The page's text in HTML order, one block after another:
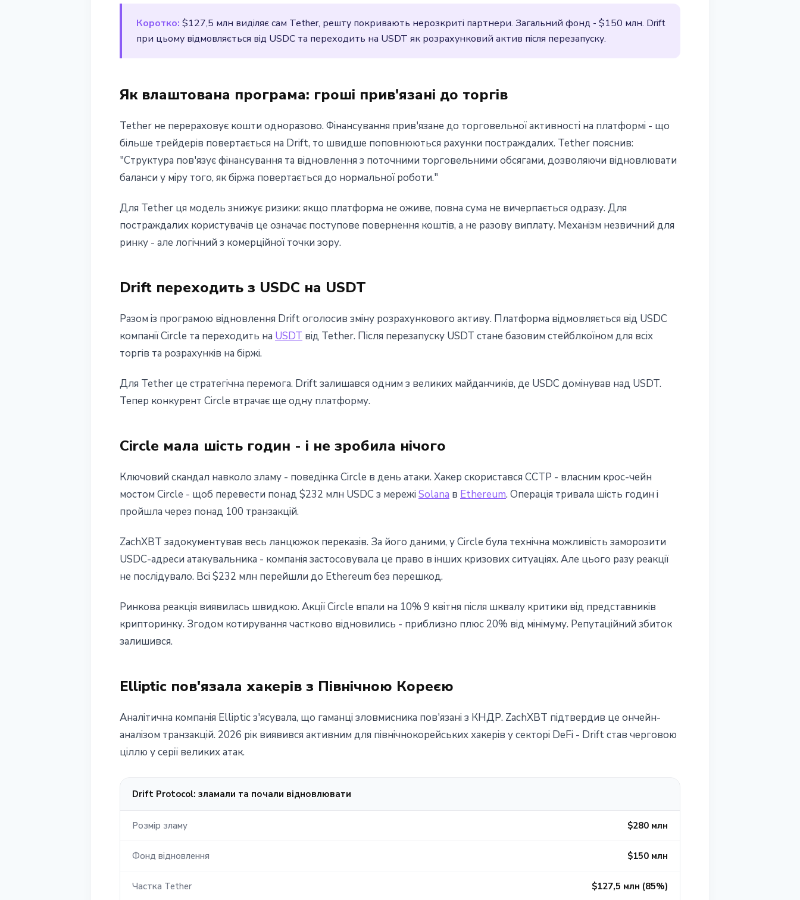
16 квітня 2026 р.
Наталія Дорофєєва
Коротко: $127,5 млн виділяє сам Tether, решту покривають нерозкриті партнери. Загальний фонд - $150 млн. Drift
при цьому відмовляється від USDC та переходить на USDT як розрахунковий актив після перезапуску.
Як влаштована програма: гроші прив'язані до торгів
Tether не перераховує кошти одноразово. Фінансування прив'язане до торговельної активності на платформі - що
більше трейдерів повертається на Drift, то швидше поповнюються рахунки постраждалих. Tether пояснив:
"Структура пов'язує фінансування та відновлення з поточними торговельними обсягами, дозволяючи відновлювати
баланси у міру того, як біржа повертається до нормальної роботи."
Для Tether ця модель знижує ризики: якщо платформа не оживе, повна сума не вичерпається одразу. Для
постраждалих користувачів це означає поступове повернення коштів, а не разову виплату. Механізм незвичний для
ринку - але логічний з комерційної точки зору.
Drift переходить з USDC на USDT
Разом із програмою відновлення Drift оголосив зміну розрахункового активу. Платформа відмовляється від USDC
компанії Circle та переходить на USDT від Tether. Після перезапуску USDT стане базовим стейблкоїном для всіх
торгів та розрахунків на біржі.
Для Tether це стратегічна перемога. Drift залишався одним з великих майданчиків, де USDC домінував над USDT.
Тепер конкурент Circle втрачає ще одну платформу.
Circle мала шість годин - і не зробила нічого
Ключовий скандал навколо зламу - поведінка Circle в день атаки. Хакер скористався CCTP - власним крос-чейн
мостом Circle - щоб перевести понад $232 млн USDC з мережі Solana в Ethereum. Операція тривала шість годин і
пройшла через понад 100 транзакцій.
ZachXBT задокументував весь ланцюжок переказів. За його даними, у Circle була технічна можливість заморозити
USDC-адреси атакувальника - компанія застосовувала це право в інших кризових ситуаціях. Але цього разу реакції
не послідувало. Всі $232 млн перейшли до Ethereum без перешкод.
Ринкова реакція виявилась швидкою. Акції Circle впали на 10% 9 квітня після шквалу критики від представників
крипторинку. Згодом котирування частково відновились - приблизно плюс 20% від мінімуму. Репутаційний збиток
залишився.
Elliptic пов'язала хакерів з Північною Кореєю
Аналітична компанія Elliptic з'ясувала, що гаманці зловмисника пов'язані з КНДР. ZachXBT підтвердив це ончейн-
аналізом транзакцій. 2026 рік виявився активним для північнокорейських хакерів у секторі DeFi - Drift став черговою
ціллю у серії великих атак.
Drift Protocol: зламали та почали відновлювати
Розмір зламу $280 млн
Фонд відновлення $150 млн
Частка Tether $127,5 млн (85%)